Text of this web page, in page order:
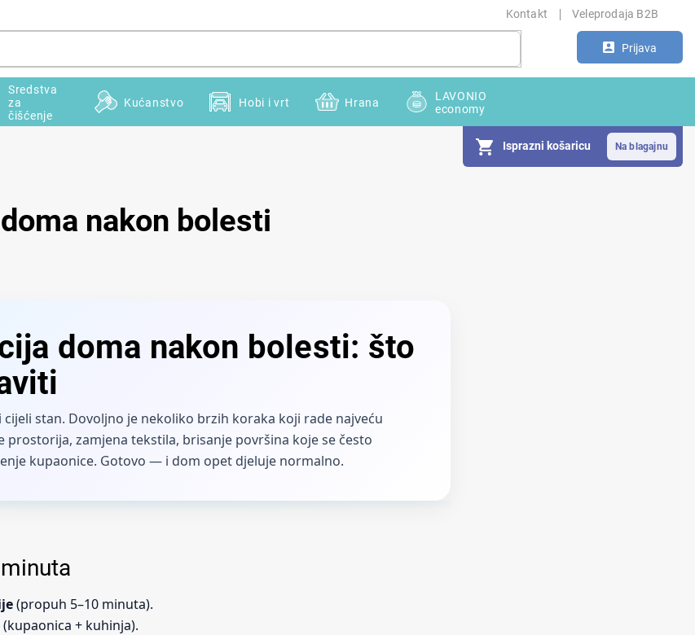
Kontakt Veleprodaja B2B
Prijava
Isprazni košaricu
Sredstva
za
čišćenje
Kućanstvo Hobi i vrt Hrana
LAVONIO
economy
nakon bolesti
doma nakon bolesti: što
stan. Dovoljno je nekoliko brzih koraka koji rade najveću
prostorija, zamjena tekstila, brisanje površina koje se često
kupaonice. Gotovo — i dom opet djeluje normalno.
(propuh 5–10 minuta).
(kupaonica + kuhinja).